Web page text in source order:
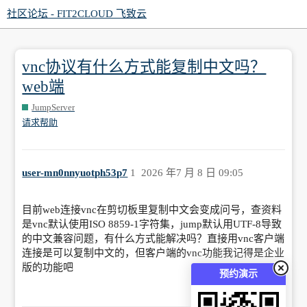
预约演示
社区论坛 - FIT2CLOUD 飞致云
vnc协议有什么方式能复制中文吗？
web端
JumpServer
请求帮助
user-mn0nnyuotph53p7 2026 年7 月 8 日 09:05
1
目前web连接vnc在剪切板里复制中文会变成问号，查资料
是vnc默认使用ISO 8859-1字符集，jump默认用UTF-8导致
的中文兼容问题，有什么方式能解决吗？直接用vnc客户端
连接是可以复制中文的，但客户端的vnc功能我记得是企业
版的功能吧